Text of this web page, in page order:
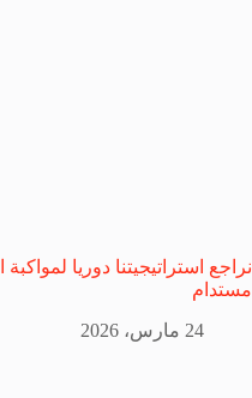
نراجع استراتيجيتنا دوريا
مستدام
24 مارس، 2026